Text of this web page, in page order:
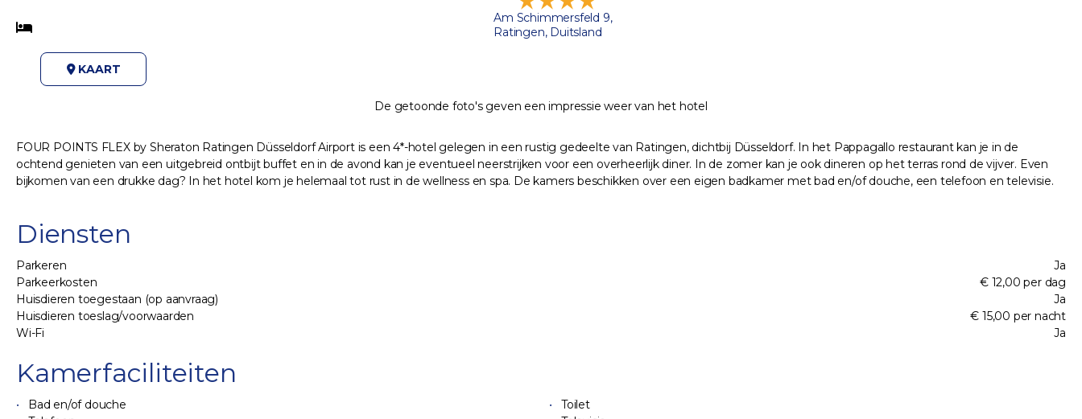
Am Schimmersfeld 9,
Ratingen, Duitsland
KAART
De getoonde foto's geven een impressie weer van het hotel
FOUR POINTS FLEX by Sheraton Ratingen Düsseldorf Airport is een 4*-hotel gelegen in een rustig gedeelte van Ratingen, dichtbij Düsseldorf. In het Pappagallo restaurant kan je in de
ochtend genieten van een uitgebreid ontbijt buffet en in de avond kan je eventueel neerstrijken voor een overheerlijk diner. In de zomer kan je ook dineren op het terras rond de vijver. Even
bijkomen van een drukke dag? In het hotel kom je helemaal tot rust in de wellness en spa. De kamers beschikken over een eigen badkamer met bad en/of douche, een telefoon en televisie.
Diensten
Parkeren
Ja
Parkeerkosten
€ 12,00 per dag
Huisdieren toegestaan (op aanvraag)
Ja
Huisdieren toeslag/voorwaarden
€ 15,00 per nacht
Wi-Fi
Ja
Kamerfaciliteiten
Bad en/of douche
Toilet